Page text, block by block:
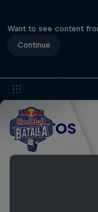
Want to see content
Continue
EVENTOS